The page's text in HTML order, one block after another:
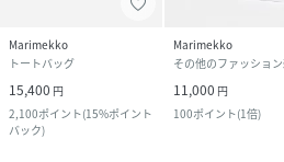
Marimekko
トートバッグ
15,400 円
2,100ポイント(15%ポイント
バック)
Marimekko
その他のファッショ
11,000 円
100ポイント(1倍)